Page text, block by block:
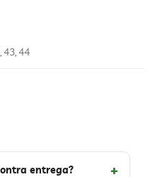
43, 44
entrega?